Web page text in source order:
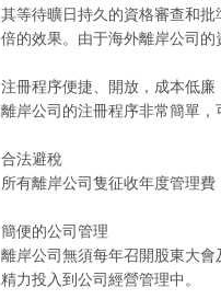
其等待曠日持久的資格審查和
倍的效果。由于海外離岸公司
注冊程序便捷、開放，成本低廉
離岸公司的注冊程序非常簡單
合法避稅
所有離岸公司隻征收年度管理
簡便的公司管理
離岸公司無須每年召開股東大
精力投入到公司經營管理中。